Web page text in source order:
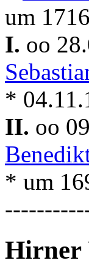
um
I. oo
*
II. oo
* um
Hirner